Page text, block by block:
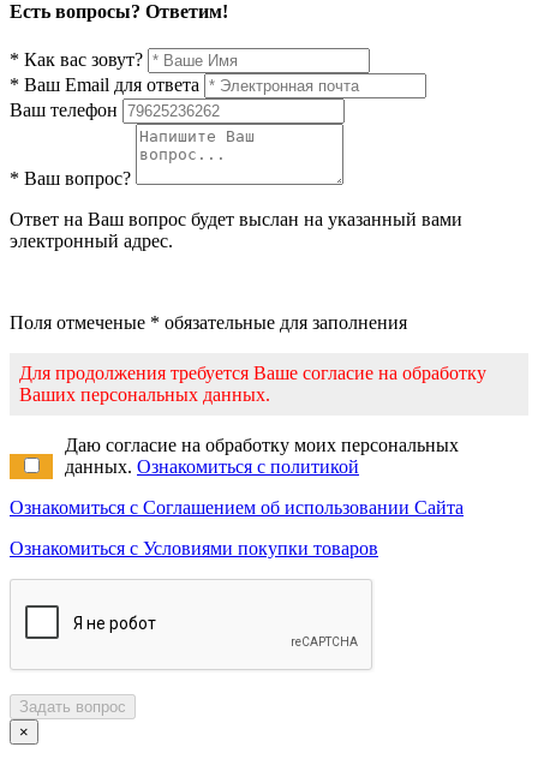
Есть вопросы? Ответим!
* Как вас зовут?
* Ваш Email для ответа
Ваш телефон
* Ваш вопрос?
Ответ на Ваш вопрос будет выслан на указанный вами
электронный адрес.
Поля отмеченые * обязательные для заполнения
Для продолжения требуется Ваше согласие на обработку
Ваших персональных данных.
Даю согласие на обработку моих персональных
данных. Ознакомиться с политикой
Ознакомиться с Соглашением об использовании Сайта
Ознакомиться с Условиями покупки товаров
Задать вопрос
×